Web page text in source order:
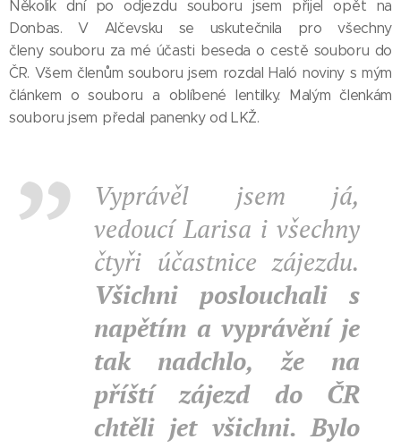
Několik dní po odjezdu souboru jsem přijel opět na
Donbas. V Alčevsku se uskutečnila pro všechny
členy souboru za mé účasti beseda o cestě souboru do
ČR. Všem členům souboru jsem rozdal Haló noviny s mým
článkem o souboru a oblíbené lentilky. Malým členkám
souboru jsem předal panenky od LKŽ.
Vyprávěl jsem já,
vedoucí Larisa i všechny
čtyři účastnice zájezdu.
Všichni poslouchali s
napětím a vyprávění je
tak nadchlo, že na
příští zájezd do ČR
chtěli jet všichni. Bylo